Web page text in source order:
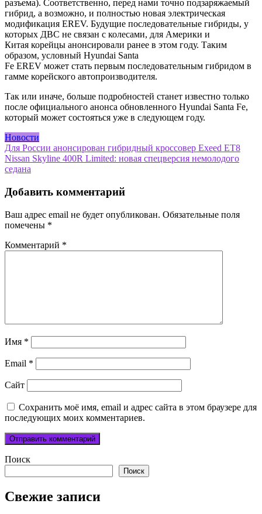
разъема). Соответственно, перед нами точно подзаряжаемый
гибрид, а возможно, и полностью новая электрическая
модификация EREV. Будущие последовательные гибриды, у
которых ДВС не связан с колесами, для Америки и
Китая корейцы анонсировали ранее в этом году. Таким
образом, условный Hyundai Santa
Fe EREV может стать первым последовательным гибридом в
гамме корейского автопроизводителя.
Так или иначе, больше подробностей станет известно только
после официального анонса обновленного Hyundai Santa Fe,
который может состояться уже в следующем году.
Новости
Навигация
по
Для России анонсирован гибридный кроссовер Exeed ET8
Nissan Skyline 400R Limited: новая спецверсия немолодого
седана
Добавить комментарий
Ваш адрес email не будет опубликован. Обязательные поля
помечены *
Комментарий *
Имя *
Email *
Сайт
Сохранить моё имя, email и адрес сайта в этом браузере для
последующих моих комментариев.
Поиск
Поиск
Свежие записи